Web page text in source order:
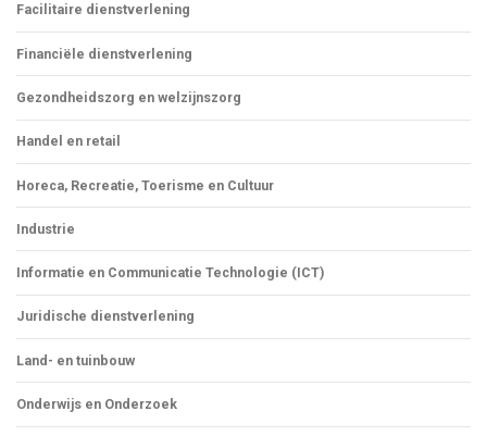
Facilitaire dienstverlening
Financiële dienstverlening
Gezondheidszorg en welzijnszorg
Handel en retail
Horeca, Recreatie, Toerisme en Cultuur
Industrie
Informatie en Communicatie Technologie (ICT)
Juridische dienstverlening
Land- en tuinbouw
Onderwijs en Onderzoek